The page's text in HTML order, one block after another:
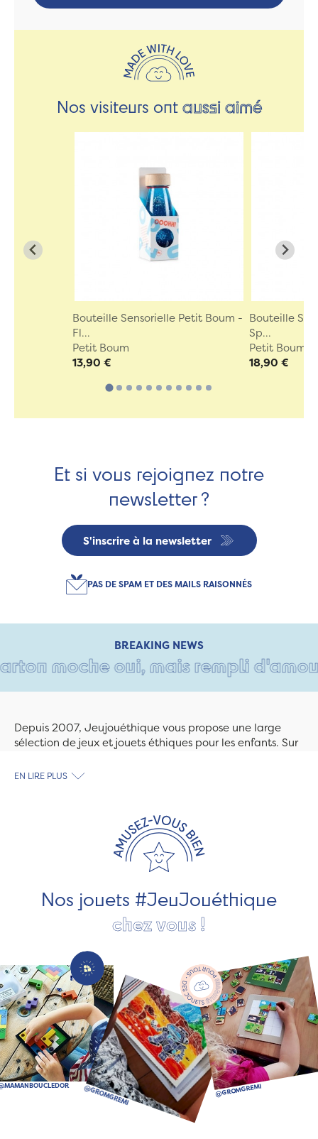
Nos visiteurs ontaussi aimé
Bouteille Sensorielle Petit Boum -
Fl...
Petit Boum
13,90 €
Bouteille
Sp...
Petit Boum
18,90 €
Et si vous rejoignez notre
newsletter ?
S'inscrire à la newsletter
PAS DE SPAM ET DES MAILS RAISONNÉS
BREAKING NEWS
moche oui, mais rempli d'amour
Depuis 2007, Jeujouéthique vous propose une large
sélection de jeux et jouets éthiques pour les enfants. Sur
découvrez le plus grand choix de jouets en bois
les jeux et jouets en bois de qualité et engagés dans le
développement durable. Ils nous fabriquent des jouets
pour les jeunes enfants, des jeux d'éveil, des jeux de
société, des jouets d'imitation, des jeux de plein air, ... et
EN LIRE PLUS
Nos jouets #JeuJouéthique
chez vous !